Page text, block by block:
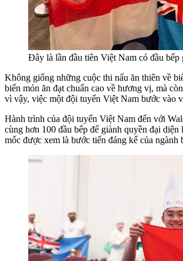
Đây là lần đầu tiên Việt Nam có đầu
Không giống những cuộc thi nấu ăn thiên về
biến món ăn đạt chuẩn cao về hương vị, mà
vì vậy, việc một đội tuyển Việt Nam bước vào
Hành trình của đội tuyển Việt Nam đến với
cùng hơn 100 đầu bếp để giành quyền đại
mốc được xem là bước tiến đáng kể của